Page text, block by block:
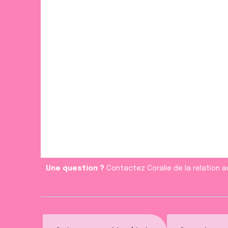
Une question ? Contactez Coralie de la relation